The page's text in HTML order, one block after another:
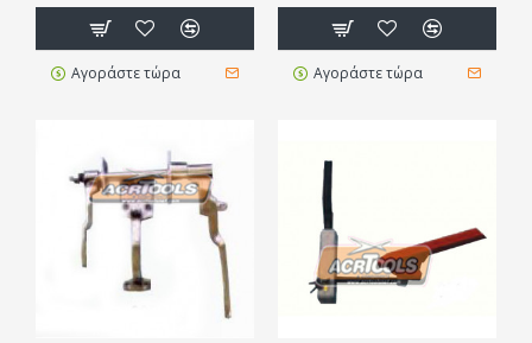
Αγοράστε τώρα Αγοράστε τώρα